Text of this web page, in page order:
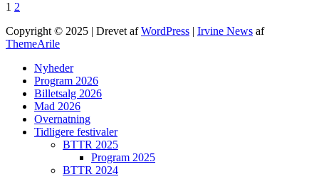
1 2
Copyright © 2025 | Drevet afWordPress | Irvine News af
ThemeArile
Nyheder
Program 2026
Billetsalg 2026
Mad 2026
Overnatning
Tidligere festivaler
BTTR 2025
Program 2025
BTTR 2024